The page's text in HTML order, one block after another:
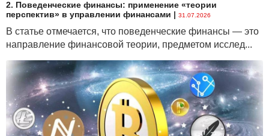
2. Поведенческие финансы: применение «теории
перспектив» в управлении финансами | 31.07.2026
В статье отмечается, что поведенческие финансы — это
направление финансовой теории, предметом исслед...